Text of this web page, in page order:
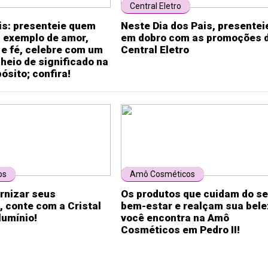
presenteie quem
de amor,
fé, celebre com um
de significado na
confira!
Central Eletro
Neste Dia dos Pais,
em dobro com as promoções
Central Eletro
seus
conte com a Cristal
Amô Cosméticos
Os produtos que cuidam do
bem-estar e realçam sua
você encontra na Amô
Cosméticos em Pedro II!